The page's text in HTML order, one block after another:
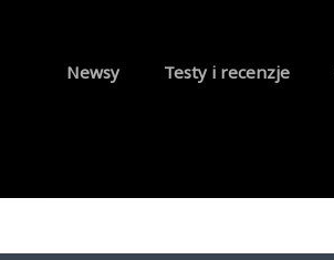
Newsy Testy i recenzje